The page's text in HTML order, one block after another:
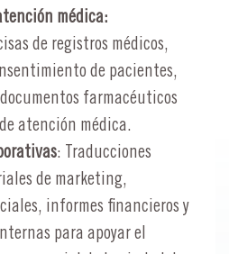
médica:
de registros médicos,
de pacientes,
farmacéuticos
atención médica.
: Traducciones
de marketing,
informes financieros y
para apoyar el